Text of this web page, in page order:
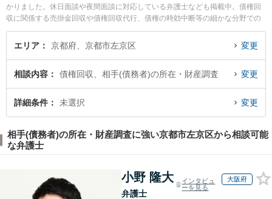
かりました。休日面談や夜間面談に対応している弁護士なども掲載中。債権回
収に関係する売掛金回収や債権回収代行、債権の時効中断等の細かな分野での
絞り込み検索もでき便利です。特に角田龍平の法律事務所の角田 龍平弁護士や
谷澤貴弘法律事務所の谷澤 貴弘弁護士のプロフィール情報や弁護士費用、強み
所在・財産調査のトラブル解決の実績豊富な近くの弁護士を検索したい』『初
回相談無料で相手(債務者)の所在・財産調査を法律相談できる京都市左京区内の
弁護士に相談予約したい』などでお困りの相談者さんにおすすめです。
エリア 京都府、京都市左京区 変更
相談内容 債権回収、相手(債務者)の所在・財産調査 変更
詳細条件 未選択 変更
相手(債務者)の所在・財産調査に強い京都市左京区から相談可能
な弁護士
小野 隆大
弁護士
インタビュ
ーを見る
大阪府